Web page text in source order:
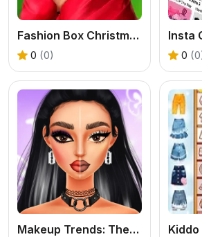
Fashion Box Christmas Diva
0 (0) 0
Makeup Trends: Then And Now Kiddo